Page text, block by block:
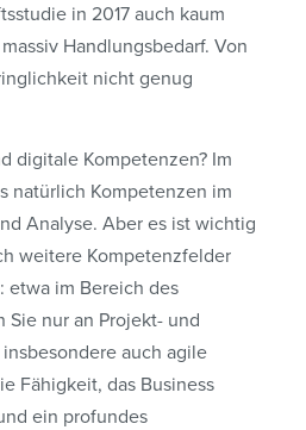
in 2017 auch kaum
Handlungsbedarf. Von
nicht genug
digitale Kompetenzen? Im
natürlich Kompetenzen im
Analyse. Aber es ist wichtig
weitere Kompetenzfelder
etwa im Bereich des
Sie nur an Projekt- und
auch agile
Fähigkeit, das Business
ein profundes